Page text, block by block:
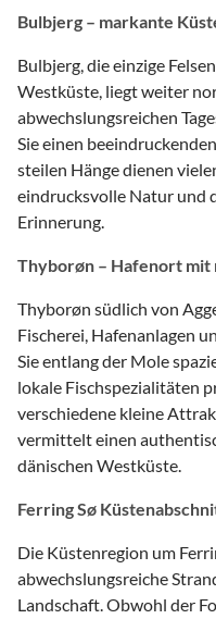
Bulbjerg – markante
Bulbjerg, die einzige
Westküste, liegt weiter
abwechslungsreichen
Sie einen
steilen Hänge dienen
eindrucksvolle Natur und
Erinnerung.
Thyborøn – Hafenort
Thyborøn südlich von
Fischerei, Hafenanlagen
Sie entlang der Mole
lokale Fischspezialitäten
verschiedene kleine
vermittelt einen
dänischen Westküste.
Ferring Sø
Die Küstenregion um
abwechslungsreiche
Landschaft. Obwohl der